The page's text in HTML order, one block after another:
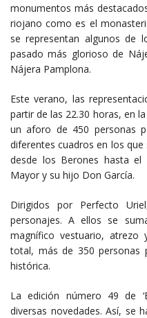
monumentos más
riojano como es el
se representan algunos de
pasado más glorioso de
Nájera Pamplona.
Este verano, las
partir de las 22.30 horas, en
un aforo de 450 personas
diferentes cuadros en los
desde los Berones hasta el
Mayor y su hijo Don García.
Dirigidos por Perfecto
personajes. A ellos se
magnífico vestuario, atrezo
total, más de 350 personas
histórica.
La edición número 49 de
diversas novedades. Así, se